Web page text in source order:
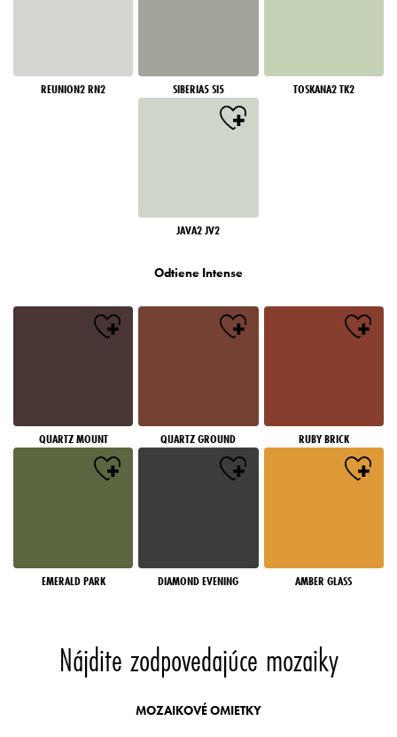
REUNION2 RN2 SIBERIA5 SI5 TOSKANA2 TK2
JAVA2 JV2
Odtiene Intense
QUARTZ MOUNT QUARTZ GROUND RUBY BRICK
EMERALD PARK DIAMOND EVENING AMBER GLASS
Nájdite zodpovedajúce mozaiky
MOZAIKOVÉ OMIETKY